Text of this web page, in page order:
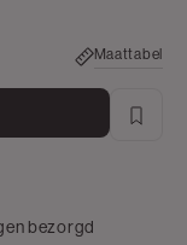
Maattabel
bezorgd